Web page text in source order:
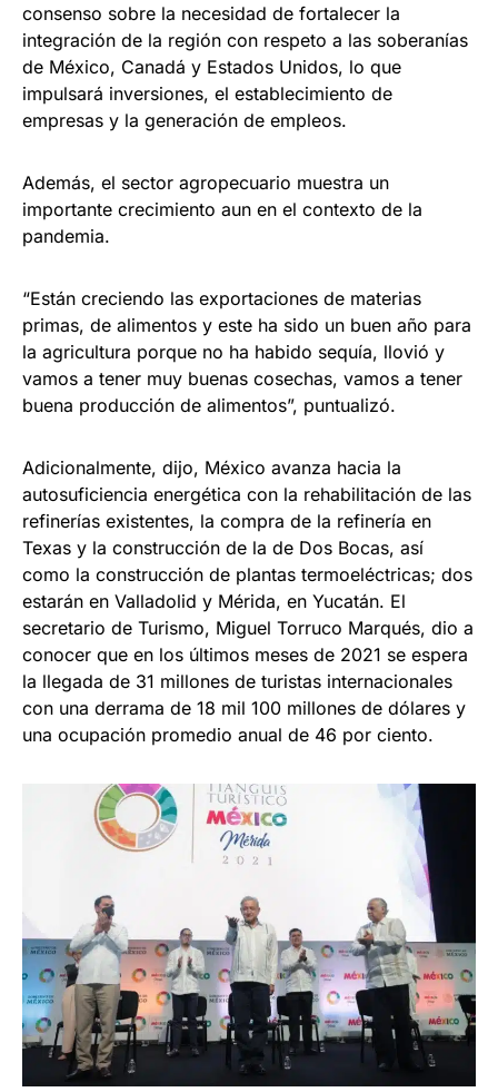
consenso sobre la necesidad de fortalecer la
integración de la región con respeto a las soberanías
de México, Canadá y Estados Unidos, lo que
impulsará inversiones, el establecimiento de
empresas y la generación de empleos.
Además, el sector agropecuario muestra un
importante crecimiento aun en el contexto de la
pandemia.
“Están creciendo las exportaciones de materias
primas, de alimentos y este ha sido un buen año para
la agricultura porque no ha habido sequía, llovió y
vamos a tener muy buenas cosechas, vamos a tener
buena producción de alimentos”, puntualizó.
Adicionalmente, dijo, México avanza hacia la
autosuficiencia energética con la rehabilitación de las
refinerías existentes, la compra de la refinería en
Texas y la construcción de la de Dos Bocas, así
como la construcción de plantas termoeléctricas; dos
estarán en Valladolid y Mérida, en Yucatán. El
secretario de Turismo, Miguel Torruco Marqués, dio a
conocer que en los últimos meses de 2021 se espera
la llegada de 31 millones de turistas internacionales
con una derrama de 18 mil 100 millones de dólares y
una ocupación promedio anual de 46 por ciento.